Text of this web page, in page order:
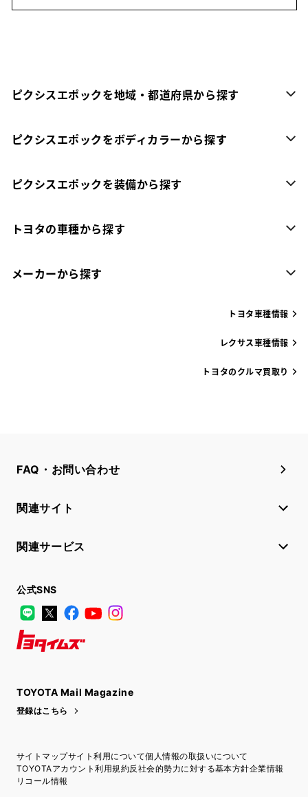
ピクシスエポックを地域・都道府県から探す
ピクシスエポックをボディカラーから探す
ピクシスエポックを装備から探す
トヨタの車種から探す
メーカーから探す
トヨタ車種情報
レクサス車種情報
トヨタのクルマ買取り
FAQ・お問い合わせ
関連サイト
関連サービス
公式SNS
LINE
X FacebookYouTube
TOYOTA Mail Magazine
登録はこちら
サイトマップサイト利用について個人情報の取扱いについて
TOYOTAアカウント利用規約反社会的勢力に対する基本方針企業情報
リコール情報